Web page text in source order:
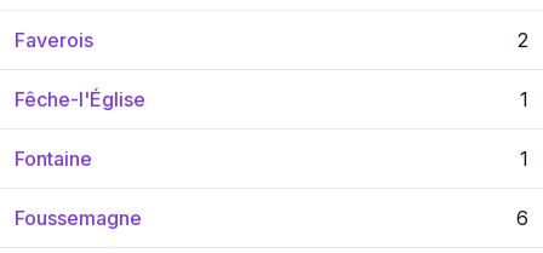
Faverois 2
Fêche-l'Église 1
Fontaine 1
Foussemagne 6